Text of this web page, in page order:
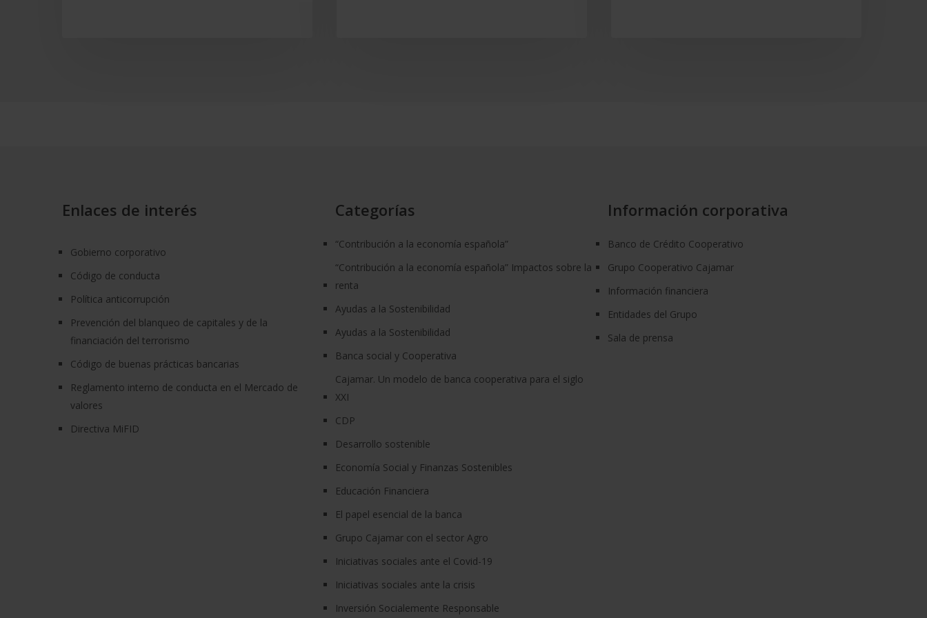
Enlaces de interés
Gobierno corporativo
Código de conducta
Política anticorrupción
Prevención del blanqueo de capitales y de la
financiación del terrorismo
Código de buenas prácticas bancarias
Reglamento interno de conducta en el Mercado de
valores
Directiva MiFID
Categorías
“Contribución a la economía española”
“Contribución a la economía española” Impactos sobre la
renta
Ayudas a la Sostenibilidad
Ayudas a la Sostenibilidad
Banca social y Cooperativa
Cajamar. Un modelo de banca cooperativa para el siglo
XXI
CDP
Desarrollo sostenible
Economía Social y Finanzas Sostenibles
Educación Financiera
El papel esencial de la banca
Grupo Cajamar con el sector Agro
Iniciativas sociales ante el Covid-19
Iniciativas sociales ante la crisis
Inversión Socialemente Responsable
Información corporativa
Banco de Crédito Cooperativo
Grupo Cooperativo Cajamar
Información financiera
Entidades del Grupo
Sala de prensa